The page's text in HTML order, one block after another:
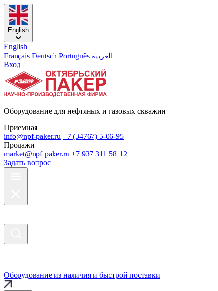
English
English
Français Deutsch Português العربية
Вход
Оборудование для нефтяных и газовых скважин
Приемная
info@npf-paker.ru +7 (34767) 5-06-95
Продажи
market@npf-paker.ru +7 937 311-58-12
Задать вопрос
Оборудование из наличия и быстрой поставки